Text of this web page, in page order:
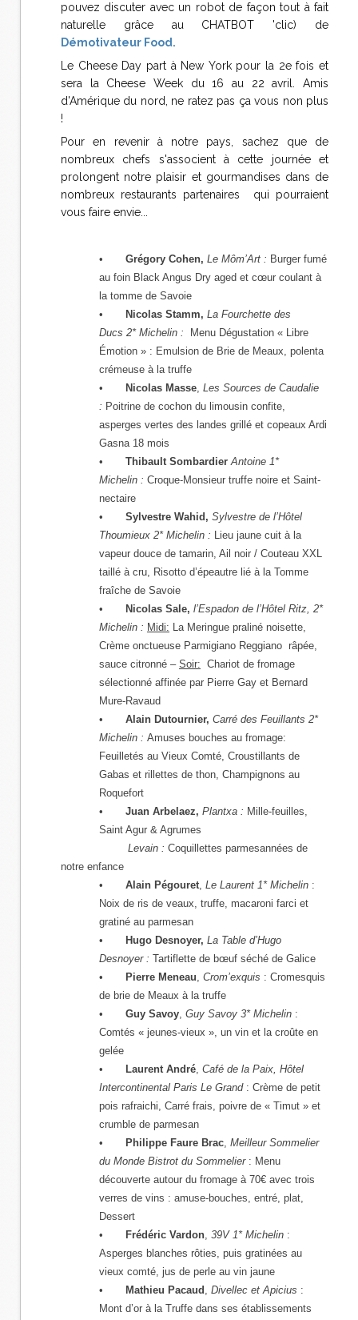
pouvez discuter avec un robot de façon tout à fait
naturelle grâce au CHATBOT 'clic) de
Démotivateur Food.
Le Cheese Day part à New York pour la 2e fois et
sera la Cheese Week du 16 au 22 avril. Amis
d'Amérique du nord, ne ratez pas ça vous non plus
!
Pour en revenir à notre pays, sachez que de
nombreux chefs s'associent à cette journée et
prolongent notre plaisir et gourmandises dans de
nombreux restaurants partenaires qui pourraient
vous faire envie...
• Grégory Cohen, Le Môm’Art : Burger fumé
au foin Black Angus Dry aged et cœur coulant à
la tomme de Savoie
•
Nicolas Stamm, La Fourchette des
Ducs 2* Michelin :
Menu Dégustation « Libre
Émotion » : Emulsion de Brie de Meaux, polenta
crémeuse à la truffe
•
Nicolas Masse, Les Sources de Caudalie
: Poitrine de cochon du limousin confite,
asperges vertes des landes grillé et copeaux Ardi
Gasna 18 mois
• Thibault SombardierAntoine 1*
Michelin : Croque-Monsieur truffe noire et Saint-
nectaire
• Sylvestre Wahid, Sylvestre de l’Hôtel
Thoumieux 2* Michelin : Lieu jaune cuit à la
vapeur douce de tamarin, Ail noir / Couteau XXL
taillé à cru, Risotto d’épeautre lié à la Tomme
fraîche de Savoie
•
Nicolas Sale, l’Espadon de l’Hôtel Ritz, 2*
Michelin : Midi: La Meringue praliné noisette,
Crème onctueuse Parmigiano Reggiano râpée,
sauce citronné – Soir: Chariot de fromage
sélectionné affinée par Pierre Gay et Bernard
Mure-Ravaud
• Alain Dutournier, Carré des Feuillants 2*
Michelin : Amuses bouches au fromage:
Feuilletés au Vieux Comté, Croustillants de
Gabas et rillettes de thon, Champignons au
Roquefort
• Juan Arbelaez, Plantxa : Mille-feuilles,
Saint Agur & Agrumes
Levain : Coquillettes parmesannées de
notre enfance
• Alain Pégouret, Le Laurent 1* Michelin :
Noix de ris de veaux, truffe, macaroni farci et
gratiné au parmesan
•
Hugo Desnoyer, La Table d’Hugo
Desnoyer : Tartiflette de bœuf séché de Galice
•
Pierre Meneau, Crom’exquis : Cromesquis
de brie de Meaux à la truffe
• Guy Savoy, Guy Savoy 3* Michelin :
Comtés « jeunes-vieux », un vin et la croûte en
gelée
•
Laurent André, Café de la Paix, Hôtel
Intercontinental Paris Le Grand: Crème de petit
pois rafraichi, Carré frais, poivre de « Timut » et
crumble de parmesan
•
Philippe Faure Brac, Meilleur Sommelier
du Monde Bistrot du Sommelier: Menu
découverte autour du fromage à 70€ avec trois
verres de vins : amuse-bouches, entré, plat,
Dessert
•
Frédéric Vardon, 39V 1* Michelin :
Asperges blanches rôties, puis gratinées au
vieux comté, jus de perle au vin jaune
•
Mathieu Pacaud , Divellec et Apicius :
Mont d’or à la Truffe dans ses établissements